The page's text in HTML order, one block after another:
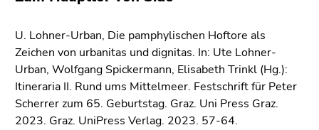
(Zugriffstaste
3)
Zur
Unternavigation
(Zugriffstaste
4)
U. Lohner-Urban, Die pamphylischen Hoftore als
Zeichen von urbanitas und dignitas. In: Ute Lohner-
Urban, Wolfgang Spickermann, Elisabeth Trinkl (Hg.):
Itineraria II. Rund ums Mittelmeer. Festschrift für Peter
Scherrer zum 65. Geburtstag. Graz. Uni Press Graz.
2023. Graz. UniPress Verlag. 2023. 57-64.